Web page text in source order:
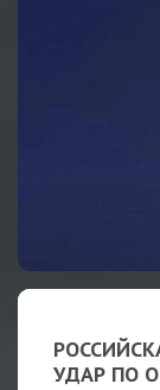
УДАР ПО